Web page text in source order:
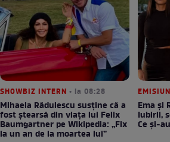
SHOWBIZ INTERN • la 08:28
Mihaela Rădulescu susține că a
fost ștearsă din viața lui Felix
Baumgartner pe Wikipedia: „Fix
la un an de la moartea lui”
Ema și
Iubirii,
Ce și-